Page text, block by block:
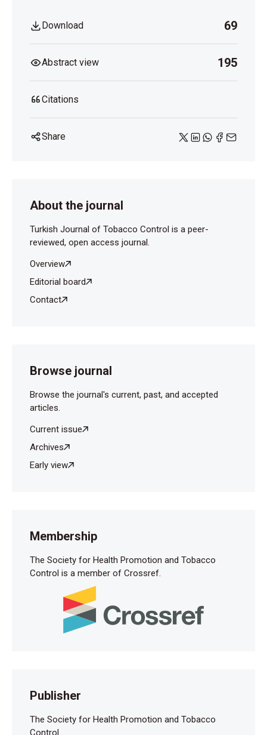
Download 69
Abstract view 195
Citations
Share
About the journal
Turkish Journal of Tobacco Control is a peer-
reviewed, open access journal.
Overview
Editorial board
Contact
Browse journal
Browse the journal's current, past, and accepted
articles.
Current issue
Archives
Early view
Membership
The Society for Health Promotion and Tobacco
Control is a member of Crossref.
Publisher
The Society for Health Promotion and Tobacco
Control